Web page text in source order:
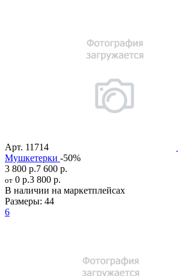
Арт. 11714
Мушкетерки -50%
3 800 р.7 600 р.
от 0 р.3 800 р.
В наличии на маркетплейсах
Размеры: 44
6